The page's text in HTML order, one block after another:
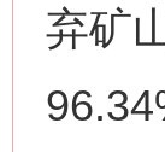
弃矿